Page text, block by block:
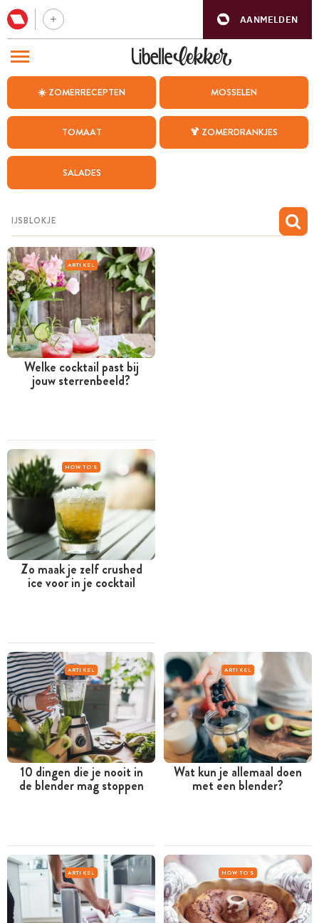
AANMELDEN
☀️ ZOMERRECEPTEN MOSSELEN
TOMAAT 🍹 ZOMERDRANKJES
SALADES
ARTIKEL
Welke cocktail past bij
jouw sterrenbeeld?
HOW TO'S
Zo maak je zelf crushed
ice voor in je cocktail
ARTIKEL
10 dingen die je nooit in
de blender mag stoppen
ARTIKEL
Wat kun je allemaal doen
met een blender?
ARTIKEL HOW TO'S
BEZOEK ONZE ANDERE WEBSITES
WEEKMENU
CHAT MET MAIA
MIJN BEWAARDE RECEPTEN